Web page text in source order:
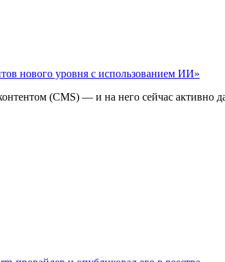
нового уровня с использованием ИИ»
(CMS) — и на него сейчас